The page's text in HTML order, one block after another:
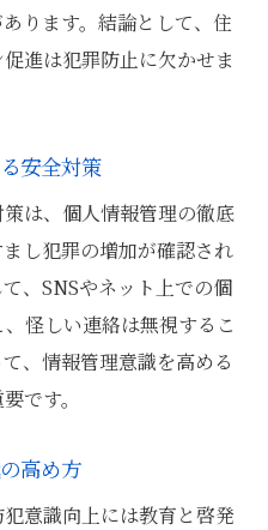
ります。結論として、住
進は犯罪防止に欠かせま
安全対策
は、個人情報管理の徹底
し犯罪の増加が確認され
、SNSやネット上での個
怪しい連絡は無視するこ
、情報管理意識を高める
です。
高め方
意識向上には教育と啓発